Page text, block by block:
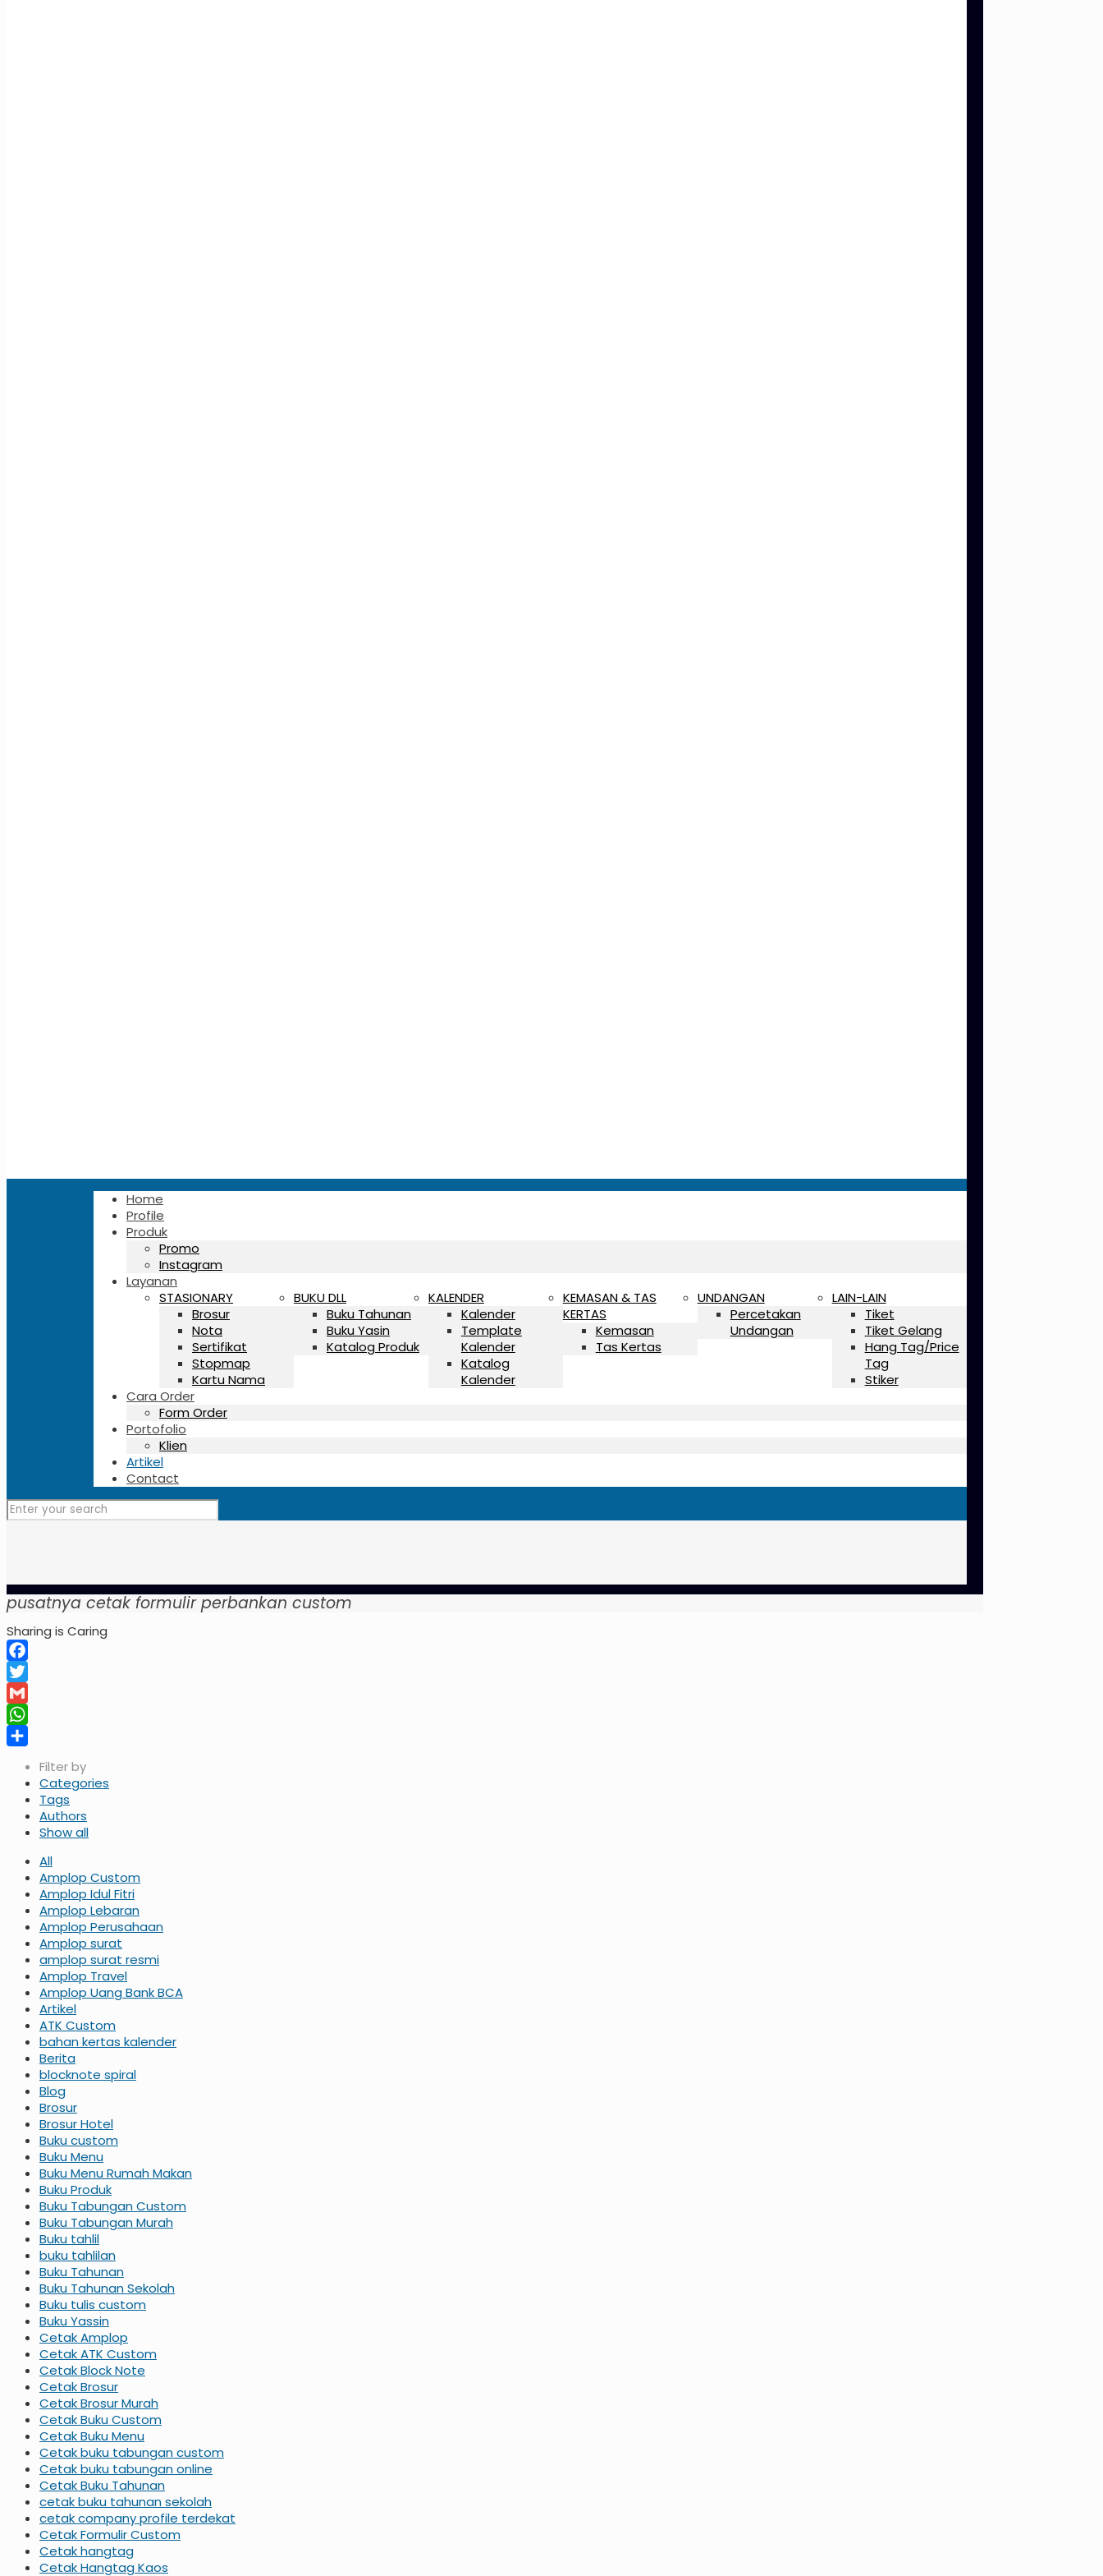
Home
Profile
Produk
Promo
Instagram
Layanan
STASIONARY
Brosur
Nota
Sertifikat
Stopmap
Kartu Nama
BUKU DLL
Buku Tahunan
Buku Yasin
Katalog Produk
KALENDER
Kalender
Template
Kalender
Katalog
Kalender
KEMASAN & TAS
KERTAS
Kemasan
Tas Kertas
UNDANGAN
Percetakan
Undangan
LAIN-LAIN
Tiket
Tiket Gelang
Hang Tag/Price
Tag
Stiker
Cara Order
Form Order
Portofolio
Klien
Artikel
Contact
pusatnya cetak formulir perbankan custom
Sharing is Caring
Facebook
Twitter
Gmail
WhatsApp
Filter by
Categories
Tags
Authors
Show all
All
Amplop Custom
Amplop Idul Fitri
Amplop Lebaran
Amplop Perusahaan
Amplop surat
amplop surat resmi
Amplop Travel
Amplop Uang Bank BCA
Artikel
ATK Custom
bahan kertas kalender
Berita
blocknote spiral
Blog
Brosur
Brosur Hotel
Buku custom
Buku Menu
Buku Menu Rumah Makan
Buku Produk
Buku Tabungan Custom
Buku Tabungan Murah
Buku tahlil
buku tahlilan
Buku Tahunan
Buku Tahunan Sekolah
Buku tulis custom
Buku Yassin
Cetak Amplop
Cetak ATK Custom
Cetak Block Note
Cetak Brosur
Cetak Brosur Murah
Cetak Buku Custom
Cetak Buku Menu
Cetak buku tabungan custom
Cetak buku tabungan online
Cetak Buku Tahunan
cetak buku tahunan sekolah
cetak company profile terdekat
Cetak Formulir Custom
Cetak hangtag
Cetak Hangtag Kaos